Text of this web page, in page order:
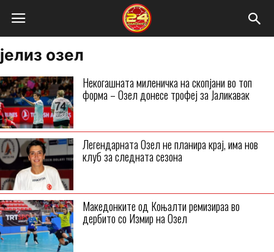
јелиз озел
Некогашната миленичка на скопјани во топ
форма – Озел донесе трофеј за Јаликавак
Легендарната Озел не планира крај, има нов
клуб за следната сезона
Македонките од Коњалти ремизираа во
дербито со Измир на Озел